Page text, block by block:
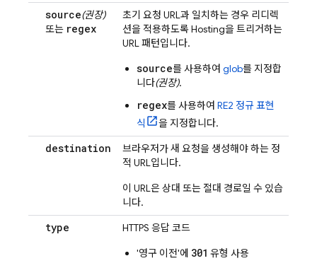
source(권장)
또는 regex
초기 요청 URL과 일치하는 경우 리디렉
션을 적용하도록Hosting을 트리거하는
URL 패턴입니다.
source를 사용하여 glob를 지정합
니다(권장).
regex를 사용하여 RE2 정규 표현
식
을 지정합니다.
destination
브라우저가 새 요청을 생성해야 하는 정
적 URL입니다.
이 URL은 상대 또는 절대 경로일 수 있습
니다.
type
HTTPS 응답 코드
'영구 이전'에 301 유형 사용